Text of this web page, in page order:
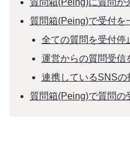
質問箱(Peing)に質問が
質問箱(Peing)で受付を
全ての質問を受付停
運営からの質問受信
連携しているSNSの
質問箱(Peing)で質問の